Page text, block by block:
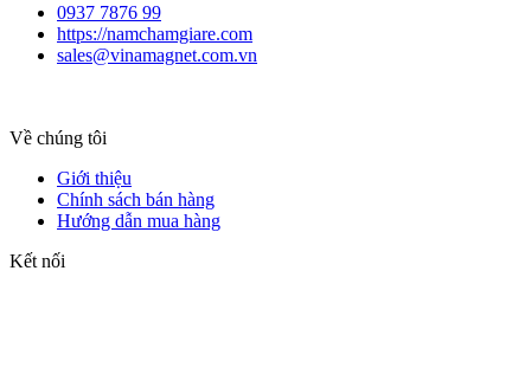
0937 7876 99
https://namchamgiare.com
sales@vinamagnet.com.vn
Về chúng tôi
Giới thiệu
Chính sách bán hàng
Hướng dẫn mua hàng
Kết nối